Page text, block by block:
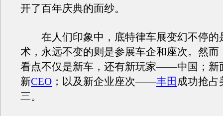
开了百年庆典的面纱。
在人们印象中，底特律车展变幻不停的
术，永远不变的则是参展车企和座次。然而
看点不仅是新车，还有新玩家——中国；
新CEO ；以及新企业座次——丰田 成功抢占
三。